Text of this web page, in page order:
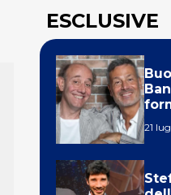
ESCLUSIVE
21